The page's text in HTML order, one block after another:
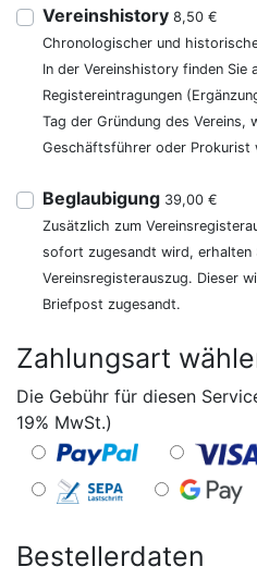
Vereinshistory 8,50 €
Chronologischer und
In der Vereinshistory finden Sie
Registereintragungen
Tag der Gründung des Vereins,
Geschäftsführer oder Prokurist
Beglaubigung 39,00 €
Zusätzlich zum
sofort zugesandt wird, erhalten
Vereinsregisterauszug. Dieser
Briefpost zugesandt.
Zahlungsart
Die Gebühr für diesen
19% MwSt.)
Bestellerdaten